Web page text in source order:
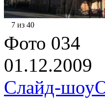
7 из 40
Фото 034
01.12.2009
Слайд-шоу